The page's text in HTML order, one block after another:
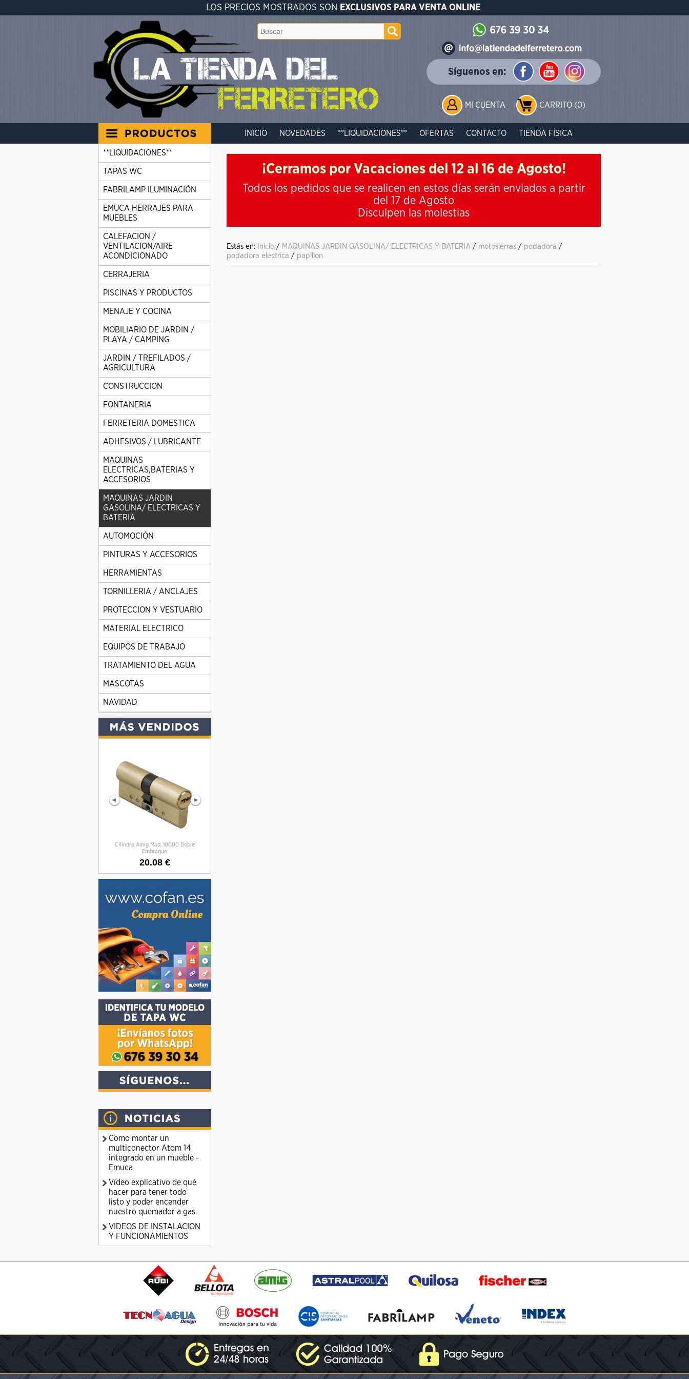
LOS PRECIOS MOSTRADOS SON EXCLUSIVOS PARA VENTA ONLINE
Síguenos en:
MI CUENTA CARRITO (0)
INICIO NOVEDADES **LIQUIDACIONES** OFERTAS CONTACTO TIENDA FÍSICA
**LIQUIDACIONES**
TAPAS WC
FABRILAMP ILUMINACIÓN
EMUCA HERRAJES PARA
MUEBLES
CALEFACION /
VENTILACION/AIRE
ACONDICIONADO
CERRAJERIA
PISCINAS Y PRODUCTOS
MENAJE Y COCINA
MOBILIARIO DE JARDIN /
PLAYA / CAMPING
JARDIN / TREFILADOS /
AGRICULTURA
CONSTRUCCION
FONTANERIA
FERRETERIA DOMESTICA
ADHESIVOS / LUBRICANTE
MAQUINAS
ELECTRICAS,BATERIAS Y
ACCESORIOS
MAQUINAS JARDIN
GASOLINA/ ELECTRICAS Y
BATERIA
AUTOMOCIÓN
PINTURAS Y ACCESORIOS
HERRAMIENTAS
TORNILLERIA / ANCLAJES
PROTECCION Y VESTUARIO
MATERIAL ELECTRICO
EQUIPOS DE TRABAJO
TRATAMIENTO DEL AGUA
MASCOTAS
NAVIDAD
Cilindro Amig Mod. 10000 Doble
Embrague
20.08 €
Como montar un
multiconector Atom 14
integrado en un mueble -
Emuca
Vídeo explicativo de qué
hacer para tener todo
listo y poder encender
nuestro quemador a gas
VIDEOS DE INSTALACION
Y FUNCIONAMIENTOS
¡Cerramos por Vacaciones del 12 al 16 de Agosto!
Todos los pedidos que se realicen en estos días serán enviados a partir
del 17 de Agosto
Disculpen las molestias
Estás en: Inicio / MAQUINAS JARDIN GASOLINA/ ELECTRICAS Y BATERIA / motosierras / podadora /
podadora electrica / papillon